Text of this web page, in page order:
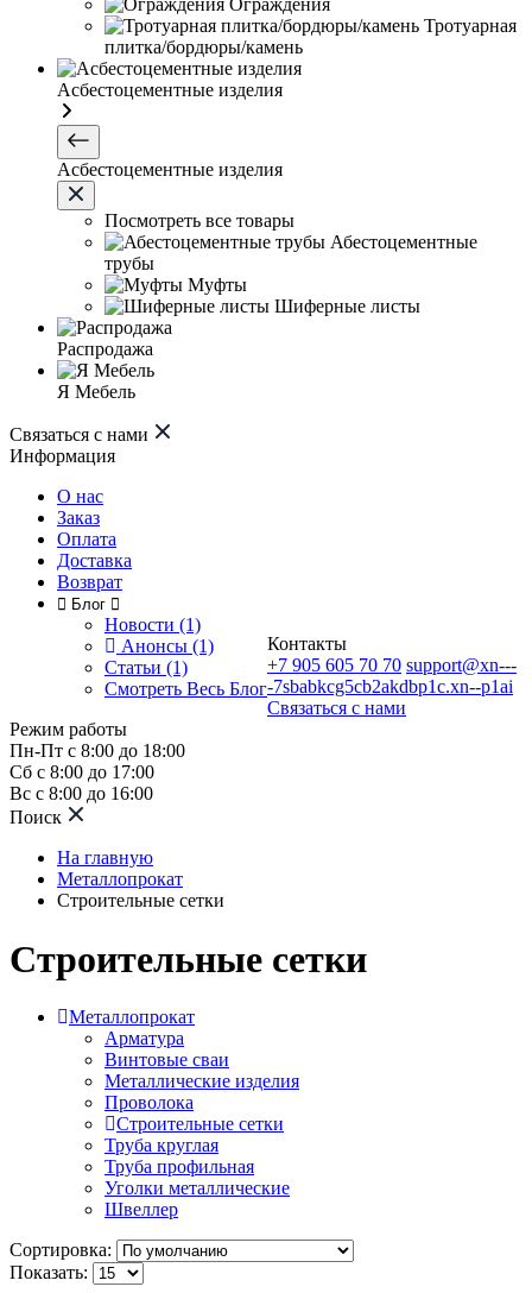
Ограждения
Тротуарная
плитка/бордюры/камень
Асбестоцементные изделия
Асбестоцементные изделия
Посмотреть все товары
Абестоцементные
трубы
Муфты
Шиферные листы
Распродажа
Я Мебель
Связаться с нами
Информация
О нас
Заказ
Оплата
Доставка
Возврат
Блог
Новости (1)
Анонсы (1)
Статьи (1)
Смотреть Весь Блог
Контакты
+7 905 605 70 70 support@xn---
-7sbabkcg5cb2akdbp1c.xn--p1ai
Связаться с нами
Режим работы
Пн-Пт с 8:00 до 18:00
Сб с 8:00 до 17:00
Вс с 8:00 до 16:00
Поиск
На главную
Металлопрокат
Строительные сетки
Строительные сетки
Металлопрокат
Арматура
Винтовые сваи
Металлические изделия
Проволока
Строительные сетки
Труба круглая
Труба профильная
Уголки металлические
Швеллер
Сортировка:
Показать: